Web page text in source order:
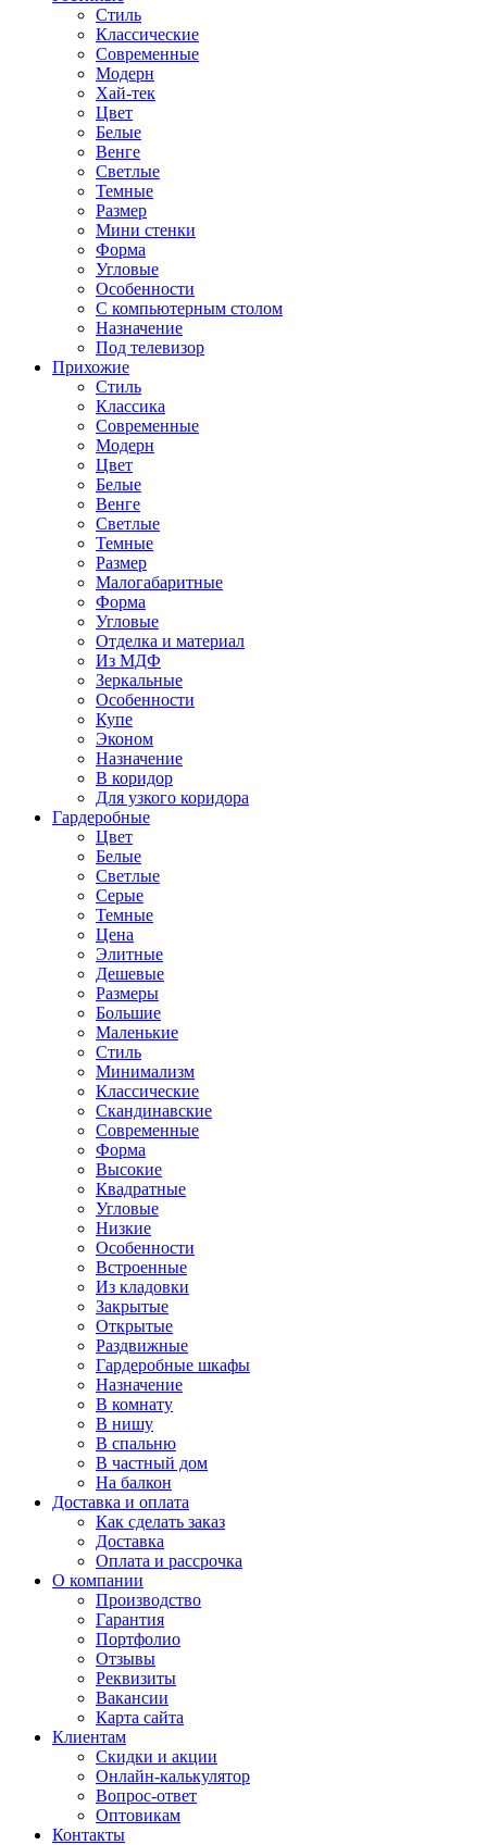
Стиль
Классические
Современные
Модерн
Хай-тек
Цвет
Белые
Венге
Светлые
Темные
Размер
Мини стенки
Форма
Угловые
Особенности
С компьютерным столом
Назначение
Под телевизор
Прихожие
Стиль
Классика
Современные
Модерн
Цвет
Белые
Венге
Светлые
Темные
Размер
Малогабаритные
Форма
Угловые
Отделка и материал
Из МДФ
Зеркальные
Особенности
Купе
Эконом
Назначение
В коридор
Для узкого коридора
Гардеробные
Цвет
Белые
Светлые
Серые
Темные
Цена
Элитные
Дешевые
Размеры
Большие
Маленькие
Стиль
Минимализм
Классические
Скандинавские
Современные
Форма
Высокие
Квадратные
Угловые
Низкие
Особенности
Встроенные
Из кладовки
Закрытые
Открытые
Раздвижные
Гардеробные шкафы
Назначение
В комнату
В нишу
В спальню
В частный дом
На балкон
Доставка и оплата
Как сделать заказ
Доставка
Оплата и рассрочка
О компании
Производство
Гарантия
Портфолио
Отзывы
Реквизиты
Вакансии
Карта сайта
Клиентам
Скидки и акции
Онлайн-калькулятор
Вопрос-ответ
Оптовикам
Контакты